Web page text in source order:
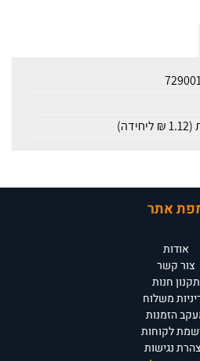
אתר
אודות
צור קשר
תקנון חנות
משלוח
הזמנות
לקוחות
נגישות